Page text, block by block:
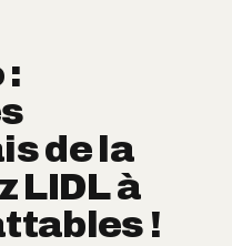
:
de la
LIDL à
!